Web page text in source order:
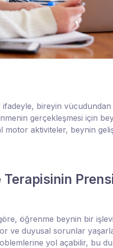
bireyin
gerçekleşmesi için
motor aktiviteler, beynin
öğrenme beynin bir
ve duyusal sorunlar
yol açabilir, bu